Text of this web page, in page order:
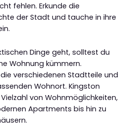
fehlen. Erkunde die
der Stadt und tauche in ihre
Dinge geht, solltest du
Wohnung kümmern.
verschiedenen Stadtteile und
Wohnort. Kingston
von Wohnmöglichkeiten,
Apartments bis hin zu